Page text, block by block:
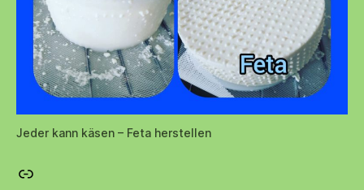
Jeder kann käsen – Feta herstellen
Jeder kann käsen – ein super Onlineshop für die Hobby-Käserei (*Werbung*)